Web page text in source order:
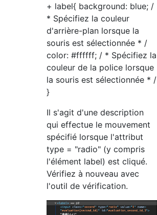
+ label{ background: blue; /
* Spécifiez la couleur
d'arrière-plan lorsque la
souris est sélectionnée * /
color: #ffffff; / * Spécifiez la
couleur de la police lorsque
la souris est sélectionnée * /
}
Il s'agit d'une description
qui effectue le mouvement
spécifié lorsque l'attribut
type = "radio" (y compris
l'élément label) est cliqué.
Vérifiez à nouveau avec
l'outil de vérification.